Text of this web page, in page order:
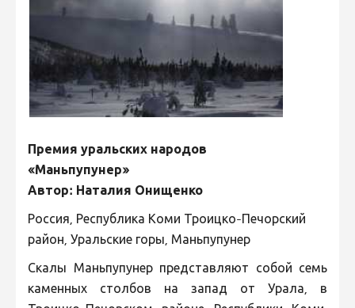
Премия уральских народов
«Маньпупунер»
Автор: Наталия Онищенко
Россия, Республика Коми Троицко-Печорский
район, Уральские горы, Маньпупунер
Скалы Маньпупунер представляют собой семь
каменных столбов на запад от Урала, в